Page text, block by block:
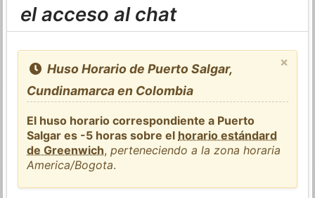
el acceso al chat
×
Huso Horario de Puerto Salgar,
Cundinamarca en Colombia
El huso horario correspondiente a Puerto
Salgar es -5 horas sobre el horario estándard
de Greenwich,perteneciendo a la zona horaria
America/Bogota.